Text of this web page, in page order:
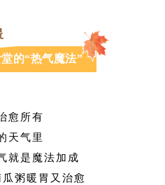
的“热气魔法”
愈所有
天气里
就是魔法加成
粥暖胃又治愈